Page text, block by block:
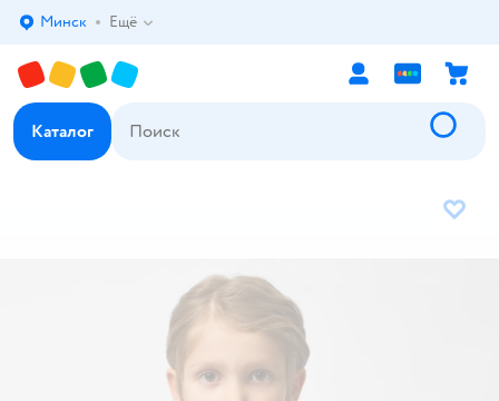
Выбор адреса доставки.
Минск Ещё
Каталог
В